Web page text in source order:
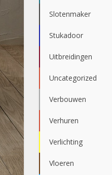
Slotenmaker
Stukadoor
Uitbreidingen
Uncategorized
Verbouwen
Verhuren
Verlichting
Vloeren